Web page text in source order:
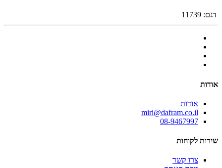
דגם: 11739
אודות
אודות
miri@dafram.co.il
08-9467997
שירות לקוחות
צרו קשר